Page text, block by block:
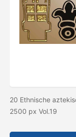
20 Ethnische
2500 px Vol.19